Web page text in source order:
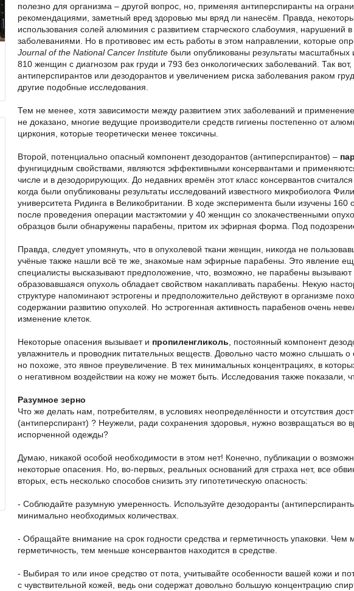
полезно для организма – другой вопрос, но, применяя антиперспиранты на
рекомендациями, заметный вред здоровью мы вряд ли нанесём. Правда,
использования солей алюминия с развитием старческого слабоумия, нарушений
заболеваниями. Но в противовес им есть работы в этом направлении, которые
Journal of the National Cancer Institute были опубликованы результаты
810 женщин с диагнозом рак груди и 793 без онкологических заболеваний. Так
антиперспирантов или дезодорантов и увеличением риска заболевания раком
другие подобные исследования.
Тем не менее, хотя зависимости между развитием этих заболеваний и
не доказано, многие ведущие производители средств гигиены постепенно от
циркония, которые теоретически менее токсичны.
Второй, потенциально опасный компонент дезодорантов (антиперспирантов) –
фунгицидным свойствами, являются эффективными консервантами и
числе и в дезодорирующих. До недавних времён этот класс консервантов
когда были опубликованы результаты исследований известного микробиолога
университета Ридинга в Великобритании. В ходе эксперимента были изучены
после проведения операции мастэктомии у 40 женщин со злокачественными
образцов были обнаружены парабены, притом их эфирная форма. Под
Правда, следует упомянуть, что в опухолевой ткани женщин, никогда не
учёные также нашли всё те же, знакомые нам эфирные парабены. Это явление
специалисты высказывают предположение, что, возможно, не парабены вызывают
образовавшаяся опухоль обладает свойством накапливать парабены. Некую
структуре напоминают эстрогены и предположительно действуют в организме
содержании развитию опухолей. Но эстрогенная активность парабенов очень
изменение клеток.
Некоторые опасения вызывает и пропиленгликоль , постоянный компонент
увлажнитель и проводник питательных веществ. Довольно часто можно слышать
но похоже, это явное преувеличение. В тех минимальных концентрациях, в
о негативном воздействии на кожу не может быть. Исследования также показали,
Разумное зерно
Что же делать нам, потребителям, в условиях неопределённости и отсутствия
(антиперспирант) ? Неужели, ради сохранения здоровья, нужно возвращаться
испорченной одежды?
Думаю, никакой особой необходимости в этом нет! Конечно, публикации о
некоторые опасения. Но, во-первых, реальных оснований для страха нет, все
вторых, есть несколько способов снизить эту гипотетическую опасность:
- Соблюдайте разумную умеренность. Используйте дезодоранты
минимально необходимых количествах.
- Обращайте внимание на срок годности средства и герметичность упаковки.
герметичность, тем меньше консервантов находится в средстве.
- Выбирая то или иное средство от пота, учитывайте особенности вашей кожи и
с чувствительной кожей, ведь они содержат довольно большую концентрацию